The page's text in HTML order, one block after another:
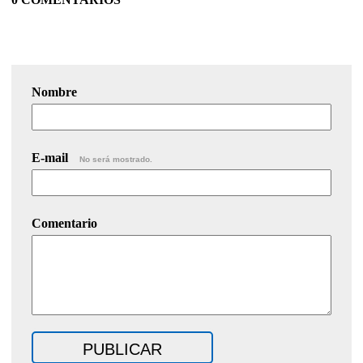
Nombre
E-mail No será mostrado.
Comentario